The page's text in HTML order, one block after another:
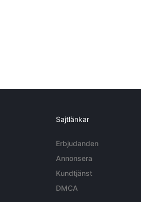
Sajtlänkar
Erbjudanden
Annonsera
Kundtjänst
DMCA